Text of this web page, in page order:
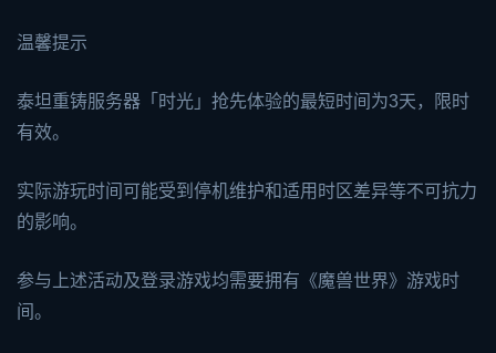
温馨提示
泰坦重铸服务器「时光」抢先体验的最短时间为3天，限时
有效。
实际游玩时间可能受到停机维护和适用时区差异等不可抗力
的影响。
参与上述活动及登录游戏均需要拥有《魔兽世界》游戏时
间。